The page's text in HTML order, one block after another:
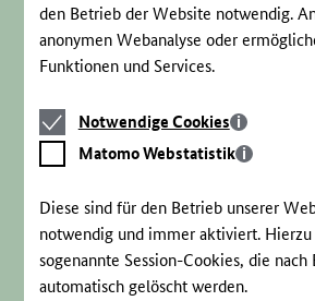
den Betrieb der Website notwendig.
anonymen Webanalyse oder
Funktionen und Services.
Notwendige
Cookies
Notwendige Cookies
Matomo
Webstatistik
Matomo Webstatistik
Diese sind für den Betrieb unserer
notwendig und immer aktiviert. Hierzu
sogenannte Session-Cookies, die nach
automatisch gelöscht werden.